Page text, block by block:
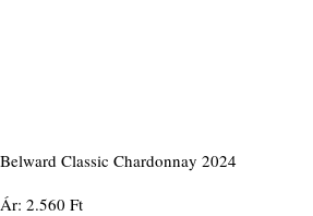
Belward Classic Chardonnay 2024
Ár: 2.560 Ft